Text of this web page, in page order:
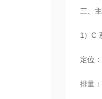
三、
1）C
定位
排量